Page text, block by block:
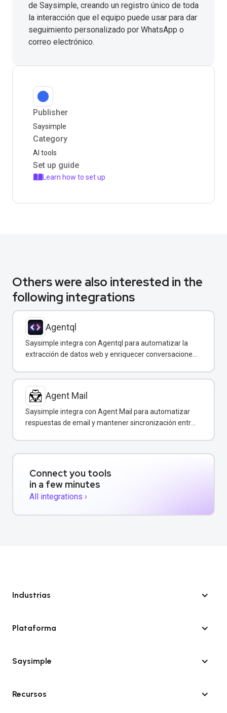
de Saysimple, creando un registro único de toda
la interacción que el equipo puede usar para dar
seguimiento personalizado por WhatsApp o
correo electrónico.
Publisher
Saysimple
Category
AI tools
Set up guide
Learn how to set up
Others were also interested in the
following integrations
Agentql
Saysimple integra con Agentql para automatizar la
extracción de datos web y enriquecer conversaciones
Agent Mail
Saysimple integra con Agent Mail para automatizar
respuestas de email y mantener sincronización entre
Connect you tools
in a few minutes
All integrations ›
Industrias
Plataforma
Saysimple
Recursos